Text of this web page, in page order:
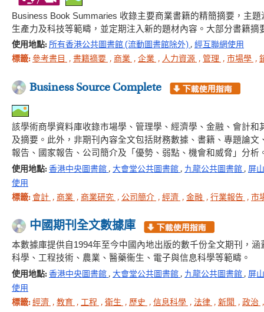
Business Book Summaries 收錄主要商業書籍的精簡摘要，主
生產力及科技等範疇，並定期注入新的題材內容。大部分書籍摘
使用地點: 所有香港公共圖書館 (流動圖書館除外) , 經互聯網使用
標籤: 參考書目 , 書籍摘要 , 商業 , 企業 , 人力資源 , 管理 , 市場學 ,
Business Source Complete
該學術商學資料庫收錄市場學、管理學、經濟學、金融、會計
及摘要。此外，非期刊內容全文包括財務數據、書籍、專題論
報告、國家報告、公司簡介及「優勢、弱點、機會和威脅」分析
使用地點: 香港中央圖書館 , 大會堂公共圖書館 , 九龍公共圖書館 , 屏
使用
標籤: 會計 , 商業 , 商業研究 , 公司簡介 , 經濟 , 金融 , 行業報告 , 市
中國期刊全文數據庫
本數據庫提供自1994年至今中國內地出版的數千份全文期刊，
科學、工程技術、農業、醫藥衞生、電子與信息科學等範疇。
使用地點: 香港中央圖書館 , 大會堂公共圖書館 , 九龍公共圖書館 , 屏
使用
標籤: 經濟 , 教育 , 工程 , 衛生 , 歷史 , 信息科學 , 法律 , 新聞 , 政治